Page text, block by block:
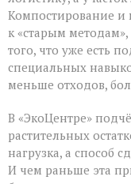
Компостирование и
к «старым
того, что уже есть
специальных
меньше отходов,
В «ЭкоЦентре»
растительных
нагрузка, а способ
И чем раньше эта